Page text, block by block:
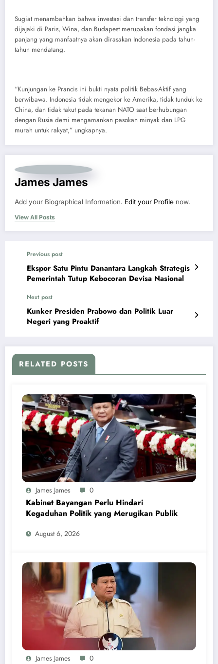
Sugiat menambahkan bahwa investasi dan transfer teknologi yang
dijajaki di Paris, Wina, dan Budapest merupakan fondasi jangka
panjang yang manfaatnya akan dirasakan Indonesia pada tahun-
tahun mendatang.
“Kunjungan ke Prancis ini bukti nyata politik Bebas-Aktif yang
berwibawa. Indonesia tidak mengekor ke Amerika, tidak tunduk ke
China, dan tidak takut pada tekanan NATO saat berhubungan
dengan Rusia demi mengamankan pasokan minyak dan LPG
murah untuk rakyat,” ungkapnya.
James James
Add your Biographical Information. Edit your Profile now.
View All Posts
Previous post
Ekspor Satu Pintu Danantara Langkah Strategis
Pemerintah Tutup Kebocoran Devisa Nasional
Next post
Kunker Presiden Prabowo dan Politik Luar
Negeri yang Proaktif
RELATED POSTS
James James 0
Kabinet Bayangan Perlu Hindari
Kegaduhan Politik yang Merugikan Publik
August 6, 2026
James James 0